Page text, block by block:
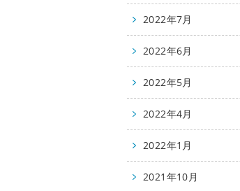
2022年7月
2022年6月
2022年5月
2022年4月
2022年1月
2021年10月